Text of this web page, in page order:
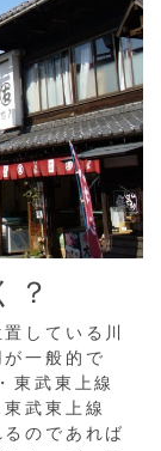
？
している川
一般的で
東武東上線
東武東上線
のであれば